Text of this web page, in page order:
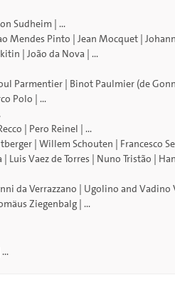
Sudheim | ...
Mendes Pinto | Jean Mocquet |
| João da Nova | ...
Parmentier | Binot Paulmier (de
Polo | ...
| Pero Reinel | ...
| Willem Schouten | Francesco
| Luis Vaez de Torres | Nuno Tristão |
da Verrazzano | Ugolino and Vadino
Ziegenbalg | ...
...